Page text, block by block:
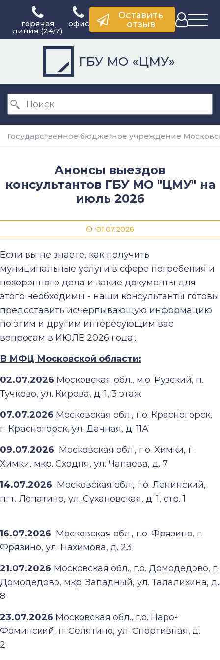
горячая
линия (24/7)
офис
Оставить
отзыв
ГБУ МО «ЦМУ»
Государственное бюджетное учреждение
Анонсы выездов
консультантов ГБУ МО "ЦМУ" на
июль 2026
01.07.2026
Если вы не знаете, как получить
муниципальные услуги в сфере погребения и
похоронного дела и какие документы для
этого необходимы - наши консультанты готовы
предоставить исчерпывающую информацию
по этим и другим интересующим вас
вопросам в ИЮЛЕ 2026 года:.
В МФЦ Московской области:
02.07.2026 Московская обл., м.о. Рузский, п.
Тучково, ул. Кирова, д. 1, 3 этаж
07.07.2026 Московская обл., г.о. Красногорск,
г. Красногорск, ул. Дачная, д. 11А
09.07.2026 Московская обл., г.о. Химки, г.
Химки, мкр. Сходня, ул. Чапаева, д. 7
14.07.2026 Московская обл., г.о. Ленинский,
пгт. Лопатино, ул. Сухановская, д. 1, стр. 1
16.07.2026 Московская обл., г.о. Фрязино, г.
Фрязино, ул. Нахимова, д. 23
21.07.2026 Московская обл., г.о. Домодедово, г.
Домодедово, мкр. Западный, ул. Талалихина, д.
8
23.07.2026 Московская обл., г.о. Наро-
Фоминский, п. Селятино, ул. Спортивная, д.
2